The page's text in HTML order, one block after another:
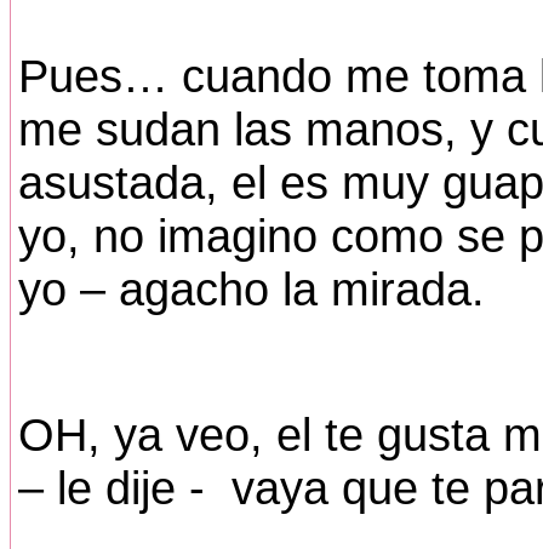
Pues… cuando me toma
me sudan las manos, y
asustada, el es muy
yo, no imagino como se
yo – agacho la mirada.
OH, ya veo, el te gusta
– le dije - vaya que te